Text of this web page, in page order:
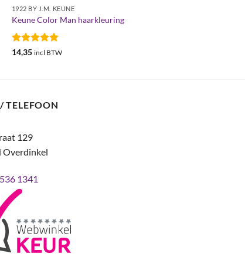
1922 BY J.M. KEUNE
Keune Color Man haarkleuring
Gewaardeerd
14,35 incl BTW
TELEFOON
129
Overdinkel
1341